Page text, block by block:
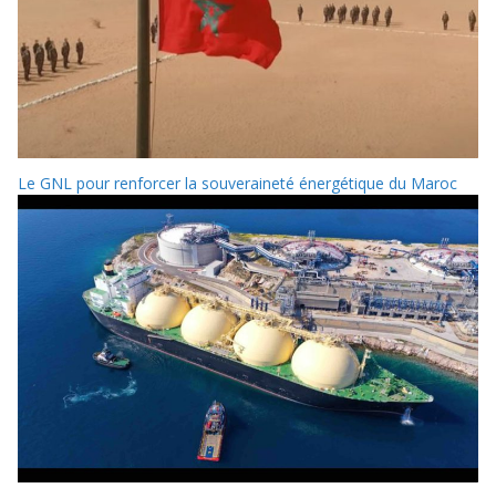
Le GNL pour renforcer la souveraineté énergétique du Maroc